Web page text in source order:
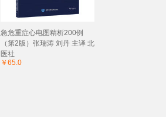
急危重症心电图精析200例
（第2版）张瑞涛 刘丹 主译 北
医社
￥65.0